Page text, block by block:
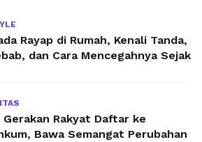
Rayap di Rumah, Kenali Tanda,
dan Cara Mencegahnya Sejak
Gerakan Rakyat Daftar ke
Bawa Semangat Perubahan